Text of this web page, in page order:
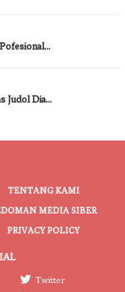
Judol Dia…
TENTANG KAMI
MEDIA SIBER
PRIVACY POLICY
Twitter